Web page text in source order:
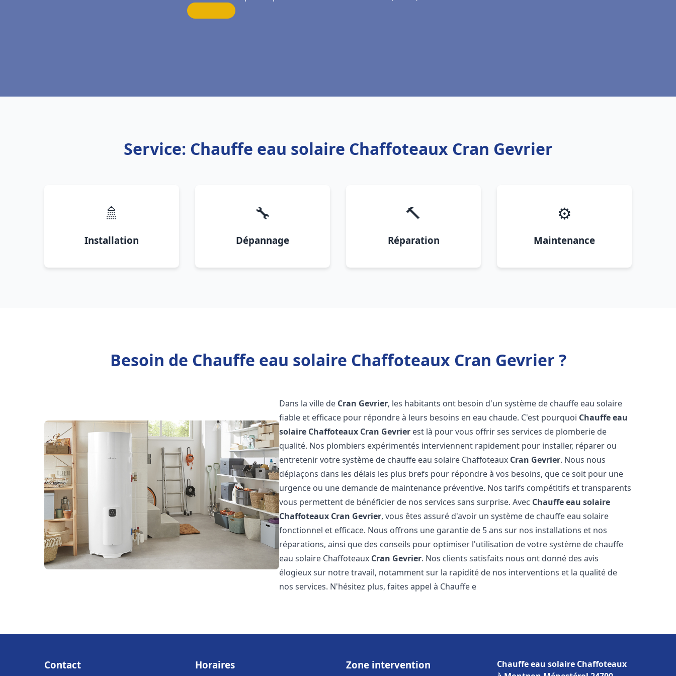
Service: Chauffe eau solaire Chaffoteaux Cran Gevrier
🚿
Installation
🔧
Dépannage
🔨
Réparation
⚙️
Maintenance
Besoin de Chauffe eau solaire Chaffoteaux Cran Gevrier ?
Dans la ville de Cran Gevrier, les habitants ont besoin d'un système de chauffe eau solaire
fiable et efficace pour répondre à leurs besoins en eau chaude. C'est pourquoi Chauffe eau
solaire Chaffoteaux Cran Gevrier est là pour vous offrir ses services de plomberie de
qualité. Nos plombiers expérimentés interviennent rapidement pour installer, réparer ou
entretenir votre système de chauffe eau solaire Chaffoteaux Cran Gevrier. Nous nous
déplaçons dans les délais les plus brefs pour répondre à vos besoins, que ce soit pour une
urgence ou une demande de maintenance préventive. Nos tarifs compétitifs et transparents
vous permettent de bénéficier de nos services sans surprise. Avec Chauffe eau solaire
Chaffoteaux Cran Gevrier, vous êtes assuré d'avoir un système de chauffe eau solaire
fonctionnel et efficace. Nous offrons une garantie de 5 ans sur nos installations et nos
réparations, ainsi que des conseils pour optimiser l'utilisation de votre système de chauffe
eau solaire Chaffoteaux Cran Gevrier. Nos clients satisfaits nous ont donné des avis
élogieux sur notre travail, notamment sur la rapidité de nos interventions et la qualité de
nos services. N'hésitez plus, faites appel à Chauffe e
Contact Horaires Zone intervention
Chauffe eau solaire Chaffoteaux